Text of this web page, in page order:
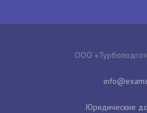
ООО
Юридические